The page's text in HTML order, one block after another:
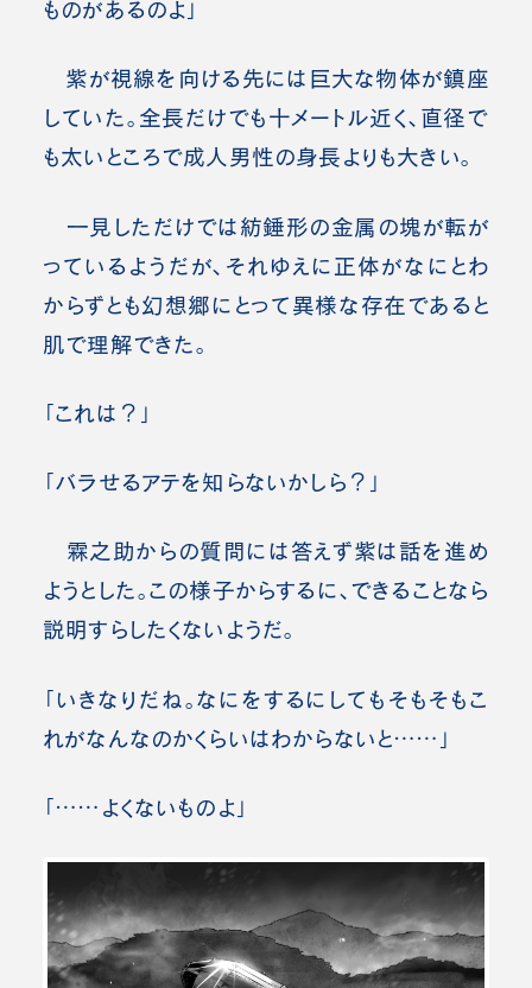
ものがあるのよ」
紫が視線を向ける先には巨大な物体が鎮座
していた。全長だけでも十メートル近く、直径で
も太いところで成人男性の身長よりも大きい。
一見しただけでは紡錘形の金属の塊が転が
っているようだが、それゆえに正体がなにとわ
からずとも幻想郷にとって異様な存在であると
肌で理解できた。
「これは？」
「バラせるアテを知らないかしら？」
霖之助からの質問には答えず紫は話を進め
ようとした。この様子からするに、できることなら
説明すらしたくないようだ。
「いきなりだね。なにをするにしてもそもそもこ
れがなんなのかくらいはわからないと……」
「…… よくないものよ 」